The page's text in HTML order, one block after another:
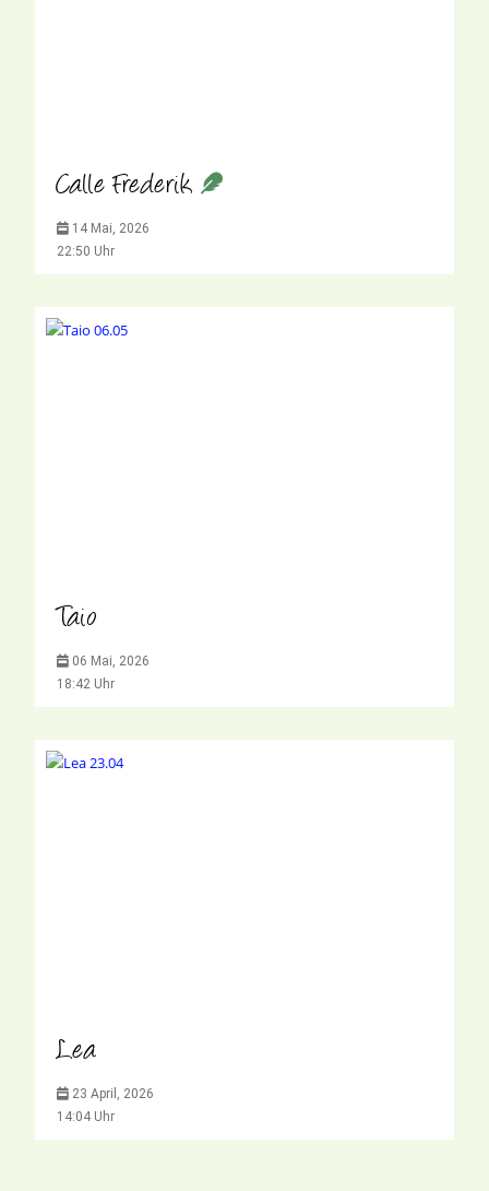
Calle Frederik
14 Mai, 2026
22:50 Uhr
Taio
06 Mai, 2026
18:42 Uhr
Lea
23 April, 2026
14:04 Uhr